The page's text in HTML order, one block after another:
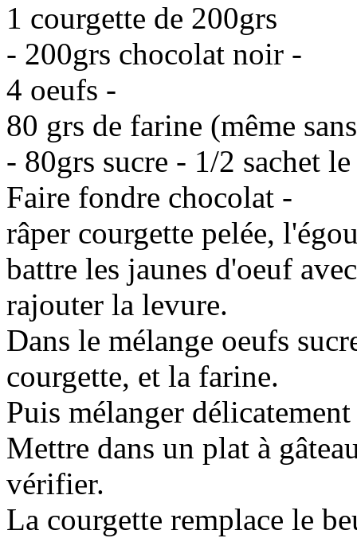
1 courgette de 200grs
- 200grs chocolat noir -
4 oeufs -
80 grs de farine (même
- 80grs sucre - 1/2 sachet
Faire fondre chocolat -
râper courgette pelée,
battre les jaunes d'oeuf
rajouter la levure.
Dans le mélange oeufs
courgette, et la farine.
Puis mélanger
Mettre dans un plat à
vérifier.
La courgette remplace le